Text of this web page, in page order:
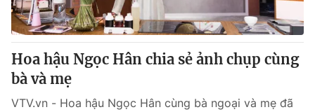
Hoa hậu Ngọc Hân chia sẻ ảnh chụp cùng
bà và mẹ
VTV.vn - Hoa hậu Ngọc Hân cùng bà ngoại và mẹ đã